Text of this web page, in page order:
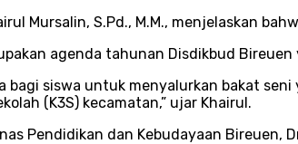
Mursalin, S.Pd., M.M., menjelaskan
agenda tahunan Disdikbud
bagi siswa untuk menyalurkan bakat
(K3S) kecamatan,” ujar Khairul.
Pendidikan dan Kebudayaan Bireuen,